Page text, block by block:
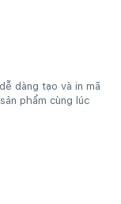
dàng tạo và in mã
phẩm cùng lúc